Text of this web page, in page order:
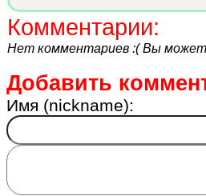
Комментарии:
Нет комментариев :( Вы
Добавить
Имя (nickname):